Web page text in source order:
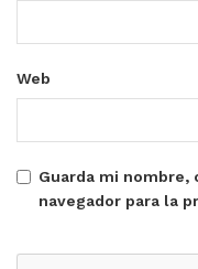
Web
Guarda mi
navegador para la